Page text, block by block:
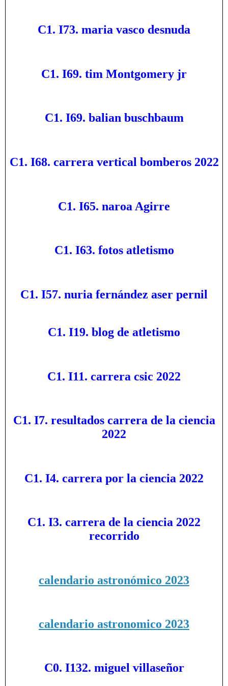
C1. I73. maria vasco desnuda
C1. I69. tim Montgomery jr
C1. I69. balian buschbaum
C1. I68. carrera vertical bomberos 2022
C1. I65. naroa Agirre
C1. I63. fotos atletismo
C1. I57. nuria fernández aser pernil
C1. I19. blog de atletismo
C1. I11. carrera csic 2022
C1. I7. resultados carrera de la ciencia
2022
C1. I4. carrera por la ciencia 2022
C1. I3. carrera de la ciencia 2022
recorrido
calendario astronómico 2023
calendario astronomico 2023
C0. I132. miguel villaseñor